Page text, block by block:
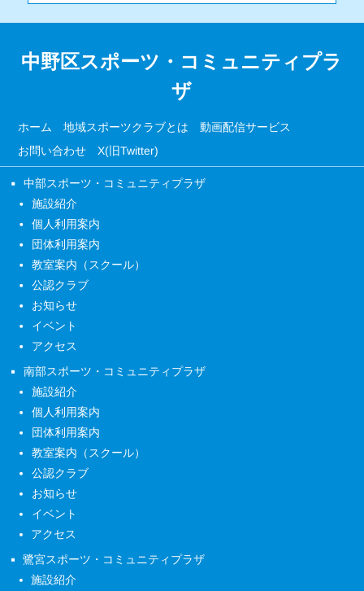
中野区スポーツ・コミュニティプラ
ザ
ホーム 地域スポーツクラブとは 動画配信サービス
お問い合わせ X(旧Twitter)
中部スポーツ・コミュニティプラザ
施設紹介
個人利用案内
団体利用案内
教室案内（スクール）
公認クラブ
お知らせ
イベント
アクセス
南部スポーツ・コミュニティプラザ
施設紹介
個人利用案内
団体利用案内
教室案内（スクール）
公認クラブ
お知らせ
イベント
アクセス
鷺宮スポーツ・コミュニティプラザ
施設紹介